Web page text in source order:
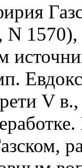
N 1570),
V